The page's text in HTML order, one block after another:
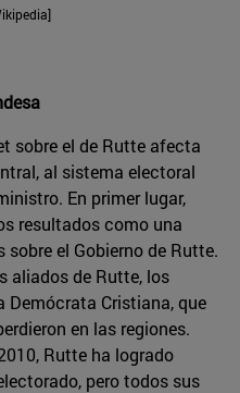
sobre el de Rutte afecta
al sistema electoral
En primer lugar,
resultados como una
el Gobierno de Rutte.
aliados de Rutte, los
Demócrata Cristiana, que
en las regiones.
Rutte ha logrado
pero todos sus